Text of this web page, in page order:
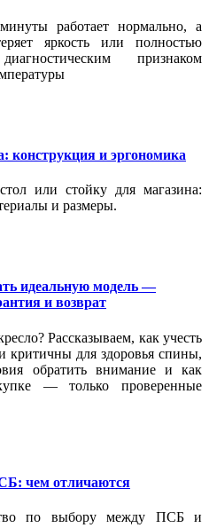
работает нормально, а
яркость или полностью
признаком
конструкция и эргономика
или стойку для магазина:
и размеры.
идеальную модель —
и возврат
Рассказываем, как учесть
критичны для здоровья спины,
обратить внимание и как
— только проверенные
чем отличаются
по выбору между ПСБ и